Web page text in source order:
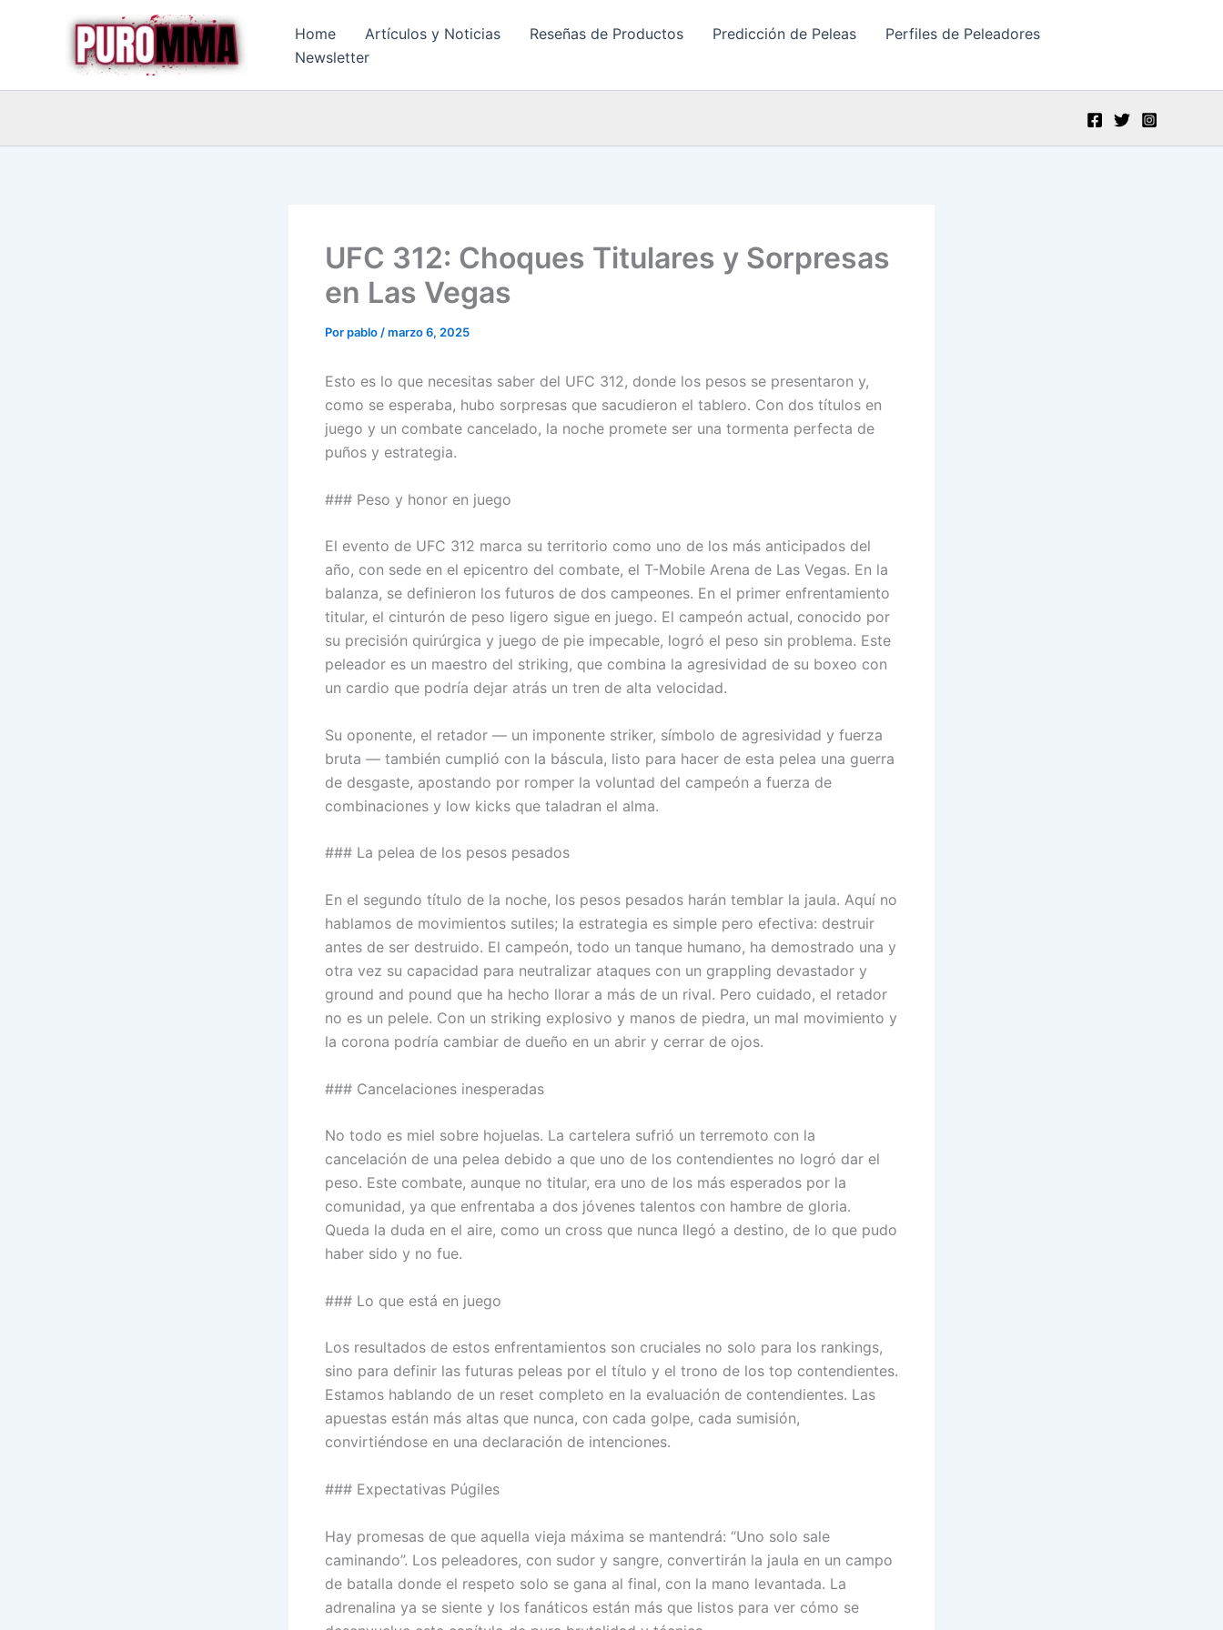
Home Artículos y Noticias Reseñas de Productos Predicción de Peleas
Perfiles de Peleadores
Newsletter
UFC 312: Choques Titulares y Sorpresas
en Las Vegas
Porpablo /marzo 6, 2025
Esto es lo que necesitas saber del UFC 312, donde los pesos se presentaron y,
como se esperaba, hubo sorpresas que sacudieron el tablero. Con dos títulos en
juego y un combate cancelado, la noche promete ser una tormenta perfecta de
puños y estrategia.
### Peso y honor en juego
El evento de UFC 312 marca su territorio como uno de los más anticipados del
año, con sede en el epicentro del combate, el T-Mobile Arena de Las Vegas. En la
balanza, se definieron los futuros de dos campeones. En el primer enfrentamiento
titular, el cinturón de peso ligero sigue en juego. El campeón actual, conocido por
su precisión quirúrgica y juego de pie impecable, logró el peso sin problema. Este
peleador es un maestro del striking, que combina la agresividad de su boxeo con
un cardio que podría dejar atrás un tren de alta velocidad.
Su oponente, el retador — un imponente striker, símbolo de agresividad y fuerza
bruta — también cumplió con la báscula, listo para hacer de esta pelea una guerra
de desgaste, apostando por romper la voluntad del campeón a fuerza de
combinaciones y low kicks que taladran el alma.
### La pelea de los pesos pesados
En el segundo título de la noche, los pesos pesados harán temblar la jaula. Aquí no
hablamos de movimientos sutiles; la estrategia es simple pero efectiva: destruir
antes de ser destruido. El campeón, todo un tanque humano, ha demostrado una y
otra vez su capacidad para neutralizar ataques con un grappling devastador y
ground and pound que ha hecho llorar a más de un rival. Pero cuidado, el retador
no es un pelele. Con un striking explosivo y manos de piedra, un mal movimiento y
la corona podría cambiar de dueño en un abrir y cerrar de ojos.
### Cancelaciones inesperadas
No todo es miel sobre hojuelas. La cartelera sufrió un terremoto con la
cancelación de una pelea debido a que uno de los contendientes no logró dar el
peso. Este combate, aunque no titular, era uno de los más esperados por la
comunidad, ya que enfrentaba a dos jóvenes talentos con hambre de gloria.
Queda la duda en el aire, como un cross que nunca llegó a destino, de lo que pudo
haber sido y no fue.
### Lo que está en juego
Los resultados de estos enfrentamientos son cruciales no solo para los rankings,
sino para definir las futuras peleas por el título y el trono de los top contendientes.
Estamos hablando de un reset completo en la evaluación de contendientes. Las
apuestas están más altas que nunca, con cada golpe, cada sumisión,
convirtiéndose en una declaración de intenciones.
### Expectativas Púgiles
Hay promesas de que aquella vieja máxima se mantendrá: “Uno solo sale
caminando”. Los peleadores, con sudor y sangre, convertirán la jaula en un campo
de batalla donde el respeto solo se gana al final, con la mano levantada. La
adrenalina ya se siente y los fanáticos están más que listos para ver cómo se